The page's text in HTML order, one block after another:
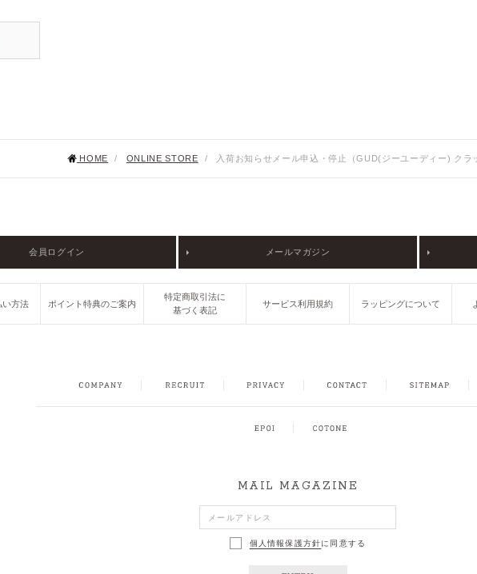
HOME / ONLINE STORE / 入荷お知らせメール申込・停止（GUD(ジーユーディー) クラ
会員ログイン メールマガジン
い方法 ポイント特典のご案内
特定商取引法に
基づく表記
サービス利用規約 ラッピングについて
PRIVACY POLICY CONTACT SITEMAP FACEBOOKINSTAGRAM
MAIL MAGAZINE
個人情報保護方針に同意する